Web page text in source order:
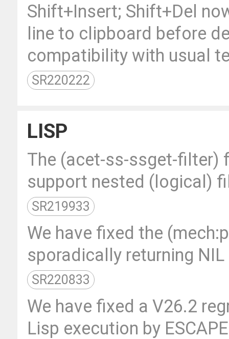
Shift+Insert; Shift+Del
line to clipboard before
compatibility with usual
SR220222
LISP
The (acet-ss-ssget-filter)
support nested (logical)
SR219933
We have fixed the
sporadically returning
SR220833
We have fixed a V26.2
Lisp execution by